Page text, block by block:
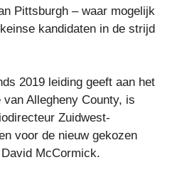
Pittsburgh – waar mogelijk
kandidaten in de strijd
2019 leiding geeft aan het
Allegheny County, is
Zuidwest-
voor de nieuw gekozen
McCormick.